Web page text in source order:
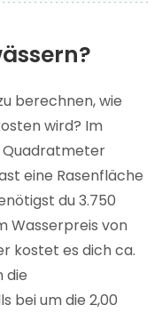
berechnen, wie
wird? Im
Quadratmeter
eine Rasenfläche
du 3.750
Wasserpreis von
kostet es dich ca.
die
bei um die 2,00